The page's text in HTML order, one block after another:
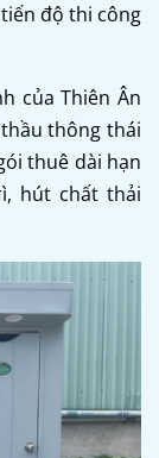
độ thi công
của Thiên Ân
thông thái
thuê dài hạn
hút chất thải